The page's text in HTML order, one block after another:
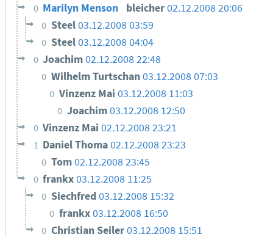
0 Marilyn Menson bleicher02.12.2008 20:06
0 Steel03.12.2008 03:59
0 Steel03.12.2008 04:04
0 Joachim02.12.2008 22:48
0 Wilhelm Turtschan03.12.2008 07:03
0 Vinzenz Mai 03.12.2008 11:03
0 Joachim03.12.2008 12:50
0 Vinzenz Mai02.12.2008 23:21
1 Daniel Thoma02.12.2008 23:23
0 Tom02.12.2008 23:45
0 frankx03.12.2008 11:25
0 Siechfred 03.12.2008 15:32
0 frankx03.12.2008 16:50
0 Christian Seiler03.12.2008 15:51